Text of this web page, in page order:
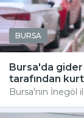
BURSA
Bursa'da gider
tarafından
Bursa'nın İnegöl